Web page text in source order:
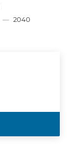
— 2040